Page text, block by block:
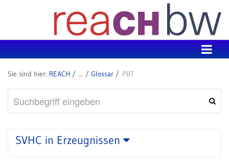
REACH Glossar PBT
SVHC in Erzeugnissen